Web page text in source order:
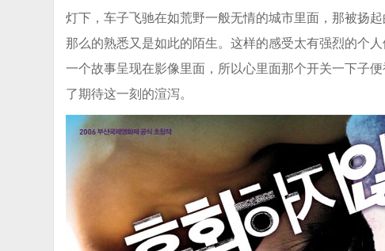
灯下，车子飞驰在如荒野一般无情的城市里面，那被扬
那么的熟悉又是如此的陌生。这样的感受太有强烈的个
一个故事呈现在影像里面，所以心里面那个开关一下子
了期待这一刻的渲泻。